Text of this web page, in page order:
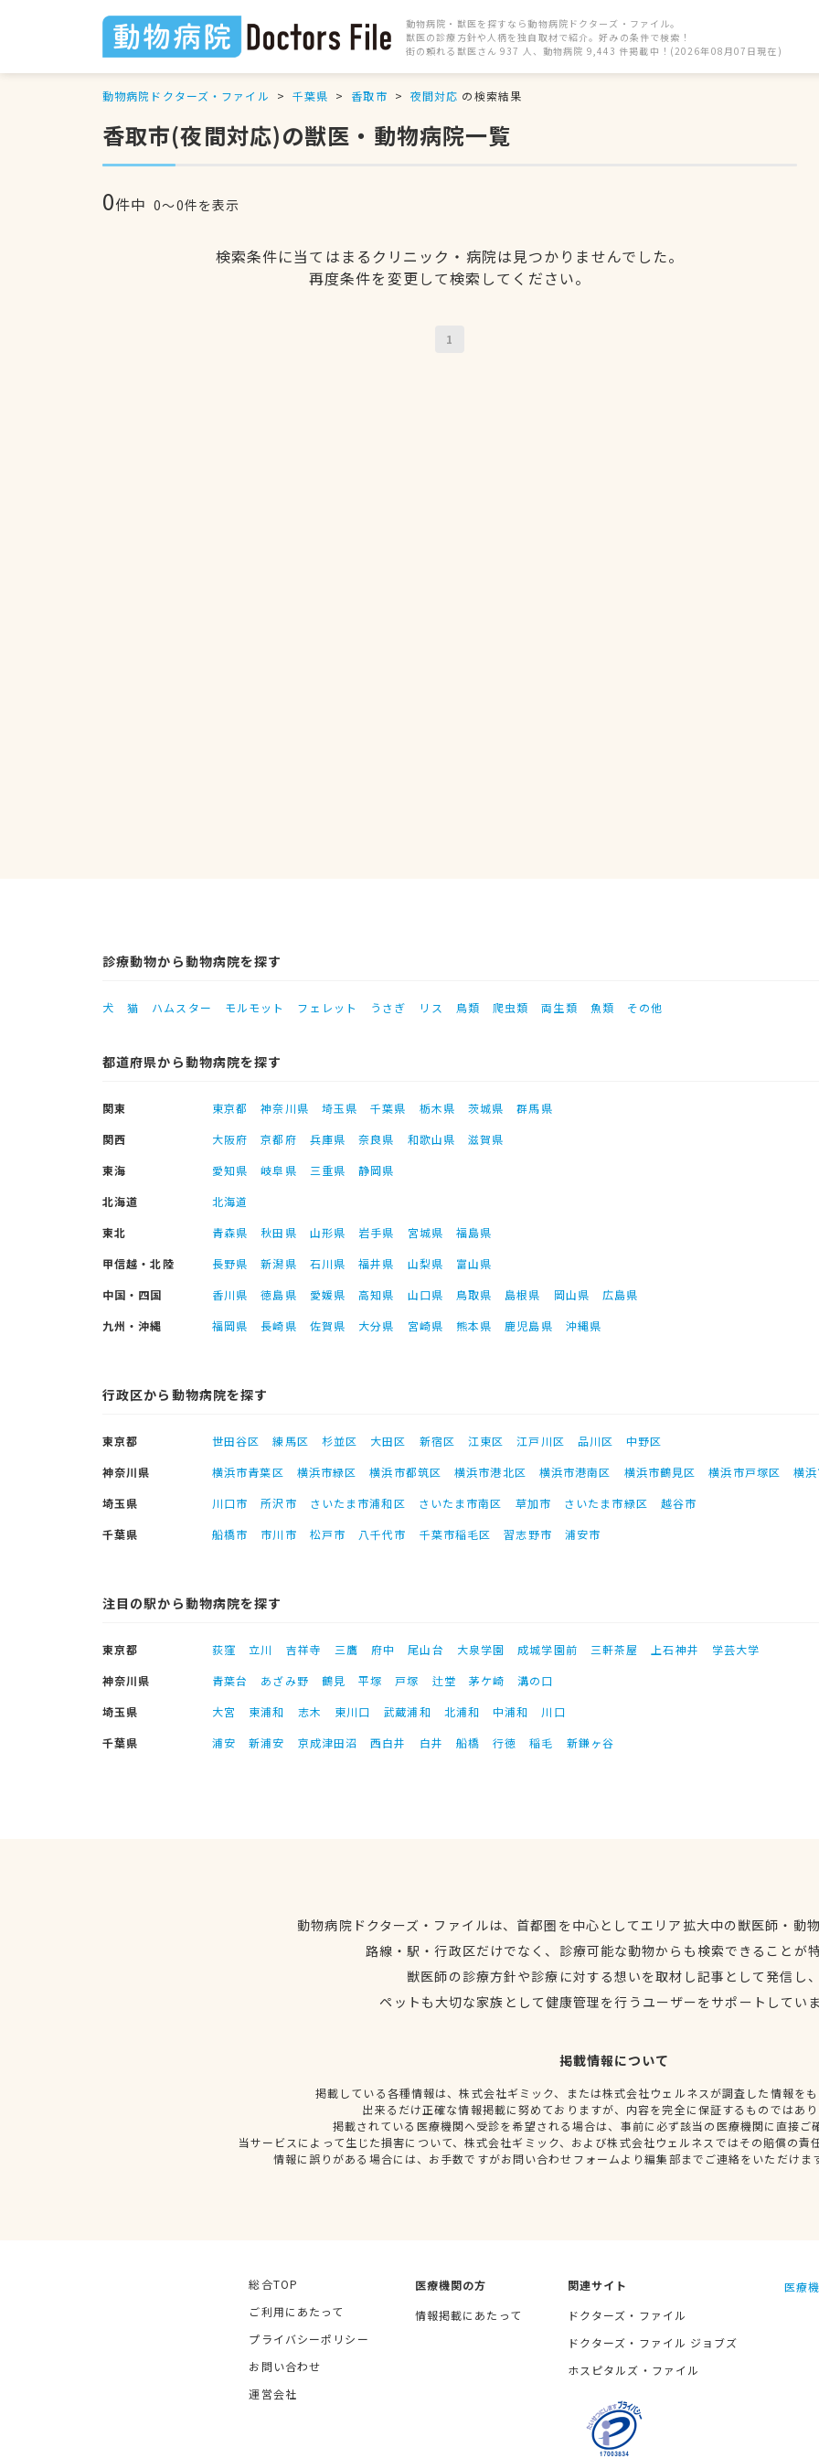
動物病院・獣医を探すなら動物病院ドクターズ・ファイル。
獣医の診療方針や人柄を独自取材で紹介。好みの条件で検索！
街の頼れる獣医さん 937 人、動物病院 9,443 件掲載中！(2026年08月07日現在)
動物病院ドクターズ・ファイル 千葉県 香取市 夜間対応 の検索結果
香取市(夜間対応)の獣医・動物病院一覧
0件中 0〜0件を表示
検索条件に当てはまるクリニック・病院は見つかりませんでした。
再度条件を変更して検索してください。
1
診療動物から動物病院を探す
犬 猫 ハムスター モルモット フェレット うさぎ リス 鳥類 爬虫類 両生類 魚類 その他
都道府県から動物病院を探す
関東 東京都 神奈川県 埼玉県 千葉県 栃木県 茨城県
群馬県
関西
大阪府 京都府 兵庫県 奈良県 和歌山県
滋賀県
東海
愛知県 岐阜県 三重県
静岡県
北海道
北海道
東北
青森県 秋田県 山形県 岩手県 宮城県
福島県
甲信越・北陸
長野県 新潟県 石川県 福井県 山梨県
富山県
中国・四国
香川県 徳島県 愛媛県 高知県 山口県 鳥取県 島根県 岡山県
広島県
九州・沖縄
福岡県 長崎県 佐賀県 大分県 宮崎県 熊本県 鹿児島県 沖縄県
行政区から動物病院を探す
東京都 世田谷区 練馬区 杉並区 大田区 新宿区 江東区 江戸川区 品川区
中野区
神奈川県
横浜市青葉区 横浜市緑区 横浜市都筑区 横浜市港北区 横浜市港南区 横浜市鶴見区 横浜市戸塚区
横
埼玉県
川口市 所沢市 さいたま市浦和区 さいたま市南区 草加市 さいたま市緑区
越谷市
千葉県
船橋市 市川市 松戸市 八千代市 千葉市稲毛区 習志野市 浦安市
注目の駅から動物病院を探す
東京都 荻窪 立川 吉祥寺 三鷹 府中 尾山台 大泉学園 成城学園前 三軒茶屋 上石神井
学芸大学
神奈川県
青葉台 あざみ野 鶴見 平塚 戸塚 辻堂 茅ケ崎
溝の口
埼玉県
大宮 東浦和 志木 東川口 武蔵浦和 北浦和 中浦和
川口
千葉県
浦安 新浦安 京成津田沼 西白井 白井 船橋 行徳 稲毛 新鎌ヶ谷
動物病院ドクターズ・ファイルは、首都圏を中心としてエリア拡大中の獣医師・動
路線・駅・行政区だけでなく、診療可能な動物からも検索できることが
獣医師の診療方針や診療に対する想いを取材し記事として発信し
ペットも大切な家族として健康管理を行うユーザーをサポートしてい
掲載情報について
掲載している各種情報は、株式会社ギミック、または株式会社ウェルネスが調査した情報を
出来るだけ正確な情報掲載に努めておりますが、内容を完全に保証するものではあ
掲載されている医療機関へ受診を希望される場合は、事前に必ず該当の医療機関に直接ご
当サービスによって生じた損害について、株式会社ギミック、および株式会社ウェルネスではその賠償の責
情報に誤りがある場合には、お手数ですがお問い合わせフォームより編集部までご連絡をいただけま
総合TOP
ご利用にあたって
プライバシーポリシー
お問い合わせ
運営会社
医療機関の方
情報掲載にあたって
関連サイト
ドクターズ・ファイル
ドクターズ・ファイル ジョブズ
ホスピタルズ・ファイル
医療